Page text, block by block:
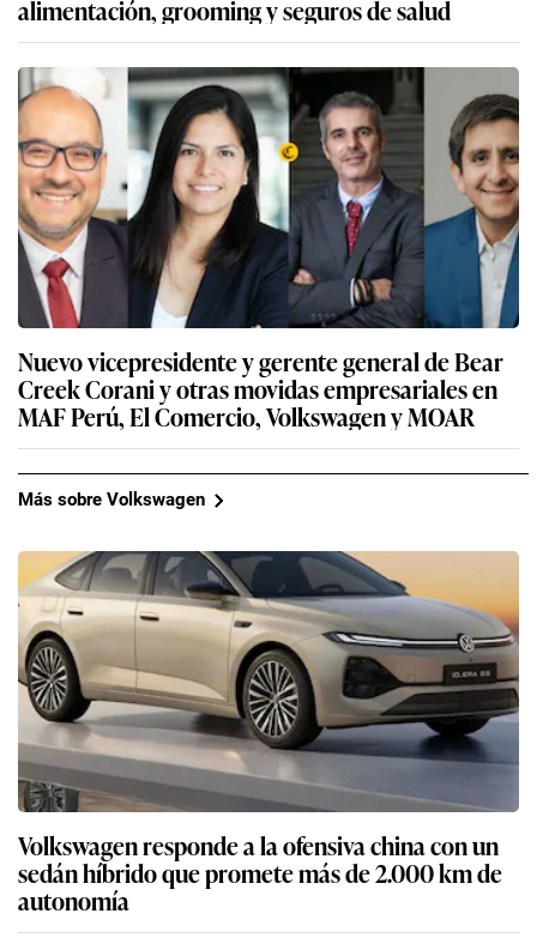
alimentación, grooming y seguros de salud
Nuevo vicepresidente y gerente general de Bear
Creek Corani y otras movidas empresariales en
MAF Perú, El Comercio, Volkswagen y MOAR
Más sobre Volkswagen
Volkswagen responde a la ofensiva china con un
sedán híbrido que promete más de 2.000 km de
autonomía